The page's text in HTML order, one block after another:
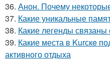
36. Анон. Почему
37. Какие уникальные
38. Какие легенды
39. Какие места в Kurскe
активного отдыха